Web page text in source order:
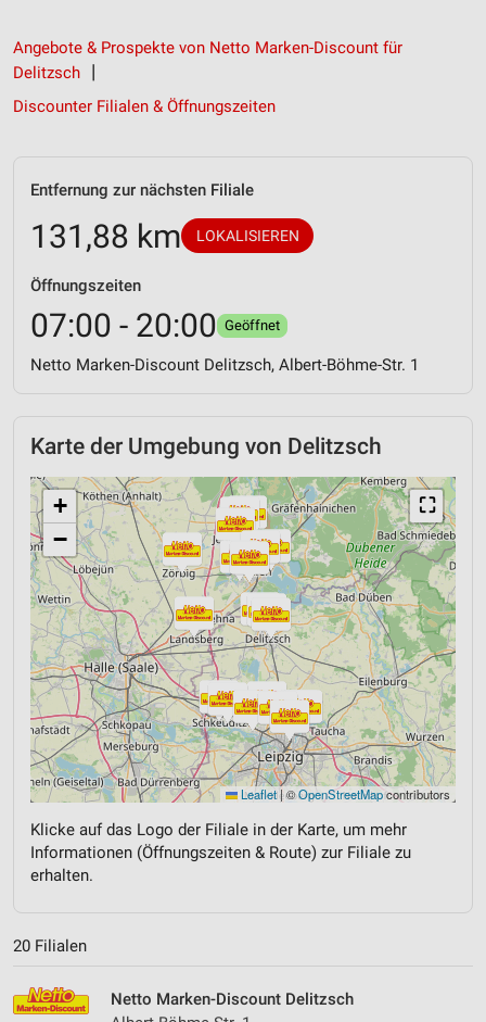
Angebote & Prospekte von Netto Marken-Discount für
Delitzsch
Discounter Filialen & Öffnungszeiten
Entfernung zur nächsten Filiale
131,88 km LOKALISIEREN
Öffnungszeiten
07:00 - 20:00 Geöffnet
Netto Marken-Discount Delitzsch, Albert-Böhme-Str. 1
Karte der Umgebung von Delitzsch
⛶
+
−
Leaflet|©OpenStreetMapcontributors
Klicke auf das Logo der Filiale in der Karte, um mehr
Informationen (Öffnungszeiten & Route) zur Filiale zu
erhalten.
20 Filialen
Netto Marken-Discount Delitzsch